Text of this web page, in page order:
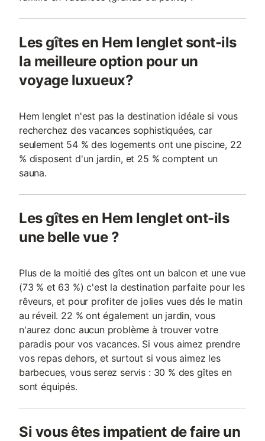
Les gîtes en Hem lenglet sont-ils
la meilleure option pour un
voyage luxueux?
Hem lenglet n'est pas la destination idéale si vous
recherchez des vacances sophistiquées, car
seulement 54 % des logements ont une piscine, 22
% disposent d'un jardin, et 25 % comptent un
sauna.
Les gîtes en Hem lenglet ont-ils
une belle vue ?
Plus de la moitié des gîtes ont un balcon et une vue
(73 % et 63 %) c'est la destination parfaite pour les
rêveurs, et pour profiter de jolies vues dés le matin
au réveil. 22 % ont également un jardin, vous
n'aurez donc aucun problème à trouver votre
paradis pour vos vacances. Si vous aimez prendre
vos repas dehors, et surtout si vous aimez les
barbecues, vous serez servis : 30 % des gîtes en
sont équipés.
Si vous êtes impatient de faire un